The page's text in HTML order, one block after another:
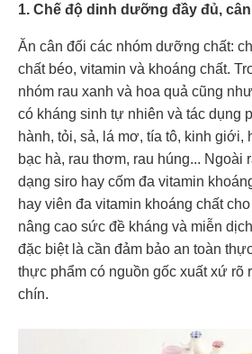
1. Chế độ dinh dưỡng đầy đủ,
Ăn cân đối các nhóm dưỡng chất:
chất béo, vitamin và khoáng chất.
nhóm rau xanh và hoa quả cũng
có kháng sinh tự nhiên và tác dụng
hành, tỏi, sả, lá mơ, tía tô, kinh giới,
bạc hà, rau thơm, rau húng... Ngoài
dạng siro hay cốm đa vitamin
hay viên đa vitamin khoáng chất
nâng cao sức đề kháng và miễn
đặc biệt là cần đảm bảo an toàn
thực phẩm có nguồn gốc xuất xứ rõ
chín.